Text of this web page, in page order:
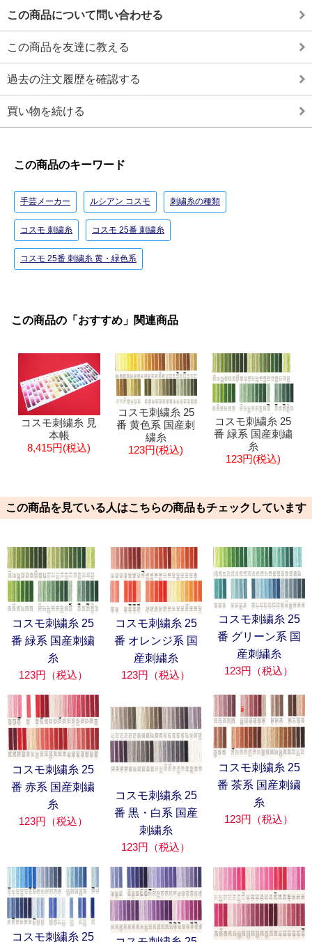
この商品について問い合わせる
この商品を友達に教える
過去の注文履歴を確認する
買い物を続ける
この商品のキーワード
手芸メーカー ルシアン コスモ 刺繍糸の種類
コスモ 刺繍糸 コスモ 25番 刺繍糸
コスモ 25番 刺繍糸 黄・緑色系
この商品の「おすすめ」関連商品
コスモ刺繍糸 見
本帳
8,415円(税込)
コスモ刺繍糸 25
番 黄色系 国産刺
繍糸
123円(税込)
コスモ刺繍糸 25
番 緑系 国産刺繍
糸
123円(税込)
この商品を見ている人はこちらの商品もチェックしています
コスモ刺繍糸 25
番 緑系 国産刺繍
糸
123円（税込）
コスモ刺繍糸 25
番 オレンジ系 国
産刺繍糸
123円（税込）
コスモ刺繍糸 25
番 グリーン系 国
産刺繍糸
123円（税込）
コスモ刺繍糸 25
番 赤系 国産刺繍
糸
123円（税込）
コスモ刺繍糸 25
番 黒・白系 国産
刺繍糸
123円（税込）
コスモ刺繍糸 25
番 茶系 国産刺繍
糸
123円（税込）
コスモ刺繍糸 25